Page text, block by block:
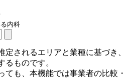
内科
されるエリアと業種に基づき、
るものです。
ても、本機能では事業者の比較・